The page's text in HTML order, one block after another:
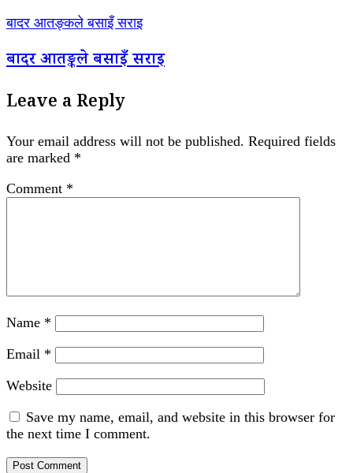
बादर आतङ्कले बसाइँ सराइ
बादर आतङ्कले बसाइँ सराइ
Leave a Reply
Your email address will not be published. Required fields
are marked *
Comment *
Name *
Email *
Website
Save my name, email, and website in this browser for
the next time I comment.